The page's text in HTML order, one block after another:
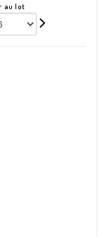
au lot